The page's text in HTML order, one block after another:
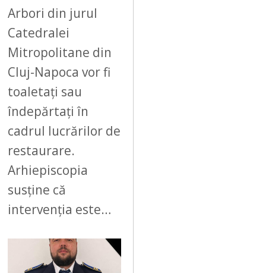
Arbori din jurul
Catedralei
Mitropolitane din
Cluj-Napoca vor fi
toaletați sau
îndepărtați în
cadrul lucrărilor de
restaurare.
Arhiepiscopia
susține că
intervenția este…